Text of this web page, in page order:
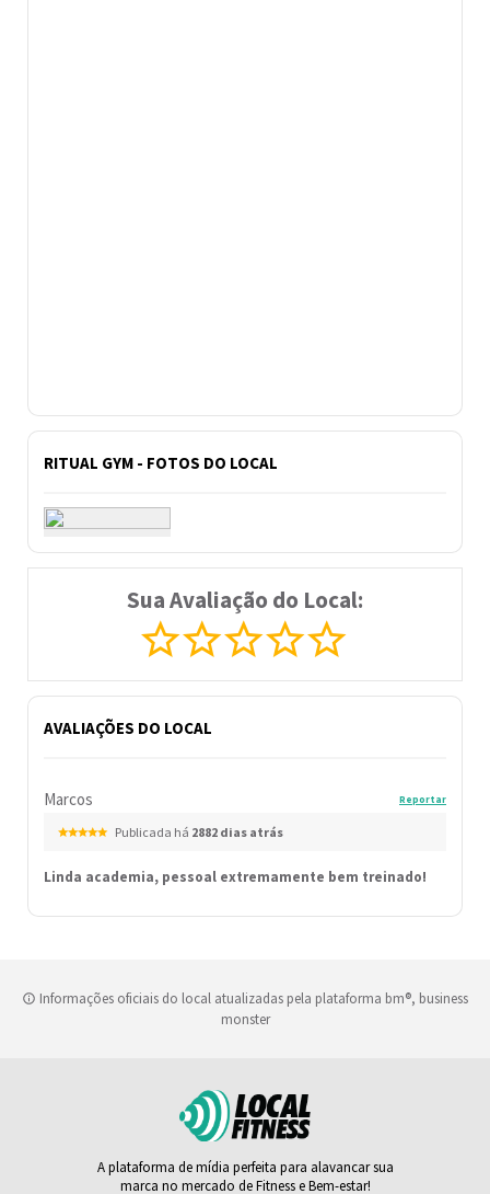
RITUAL GYM - FOTOS DO LOCAL
Sua Avaliação do Local:
AVALIAÇÕES DO LOCAL
Marcos Reportar
Publicada há 2882 dias atrás
Linda academia, pessoal extremamente bem treinado!
Informações oficiais do local atualizadas pela plataforma bm®, business
monster
A plataforma de mídia perfeita para alavancar sua
marca no mercado de Fitness e Bem-estar!